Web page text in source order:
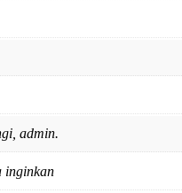
admin.
inginkan